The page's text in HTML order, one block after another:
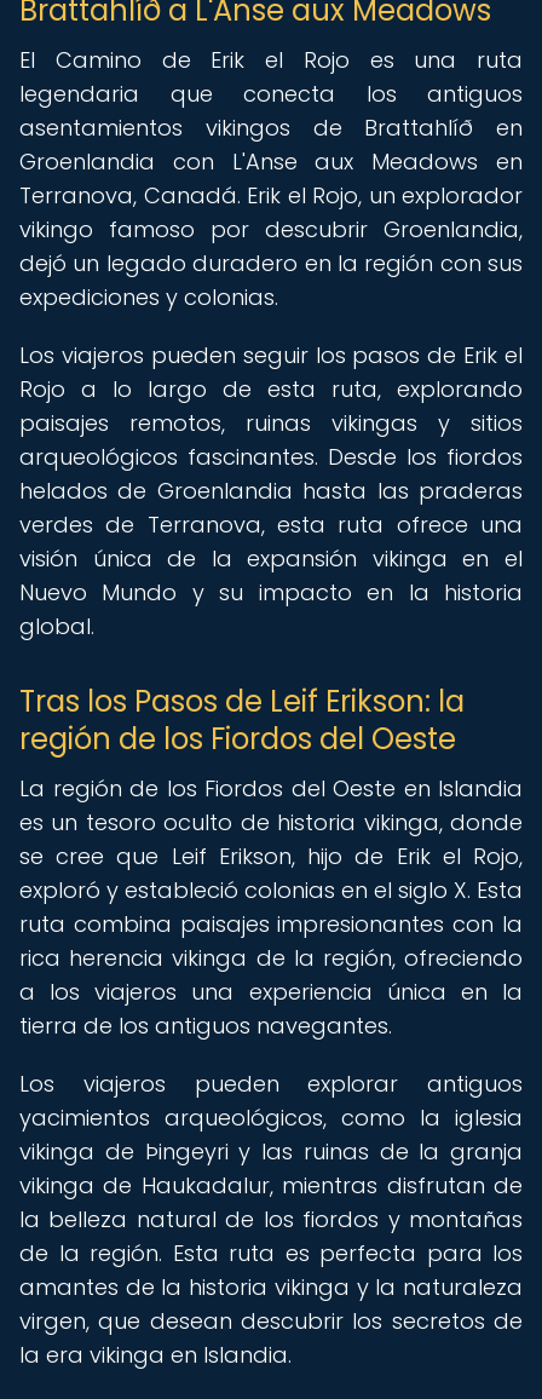
Brattahlíð a L'Anse aux Meadows
El Camino de Erik el Rojo es una ruta
legendaria que conecta los antiguos
asentamientos vikingos de Brattahlíð en
Groenlandia con L'Anse aux Meadows en
Terranova, Canadá. Erik el Rojo, un explorador
vikingo famoso por descubrir Groenlandia,
dejó un legado duradero en la región con sus
expediciones y colonias.
Los viajeros pueden seguir los pasos de Erik el
Rojo a lo largo de esta ruta, explorando
paisajes remotos, ruinas vikingas y sitios
arqueológicos fascinantes. Desde los fiordos
helados de Groenlandia hasta las praderas
verdes de Terranova, esta ruta ofrece una
visión única de la expansión vikinga en el
Nuevo Mundo y su impacto en la historia
global.
Tras los Pasos de Leif Erikson: la
región de los Fiordos del Oeste
La región de los Fiordos del Oeste en Islandia
es un tesoro oculto de historia vikinga, donde
se cree que Leif Erikson, hijo de Erik el Rojo,
exploró y estableció colonias en el siglo X. Esta
ruta combina paisajes impresionantes con la
rica herencia vikinga de la región, ofreciendo
a los viajeros una experiencia única en la
tierra de los antiguos navegantes.
Los viajeros pueden explorar antiguos
yacimientos arqueológicos, como la iglesia
vikinga de Þingeyri y las ruinas de la granja
vikinga de Haukadalur, mientras disfrutan de
la belleza natural de los fiordos y montañas
de la región. Esta ruta es perfecta para los
amantes de la historia vikinga y la naturaleza
virgen, que desean descubrir los secretos de
la era vikinga en Islandia.